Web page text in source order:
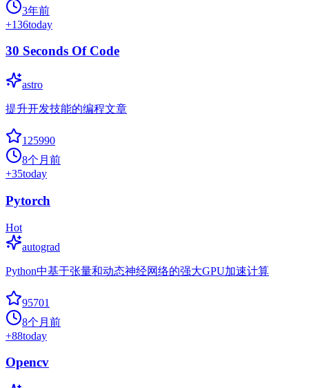
3年前
+136today
30 Seconds Of Code
astro
提升开发技能的编程文章
125990
8个月前
+35today
Pytorch
Hot
autograd
Python中基于张量和动态神经网络的强大GPU加速计算
95701
8个月前
+88today
Opencv